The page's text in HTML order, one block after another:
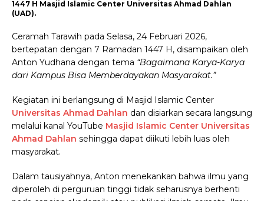
1447 H Masjid Islamic Center Universitas Ahmad Dahlan
(UAD).
Ceramah Tarawih pada Selasa, 24 Februari 2026,
bertepatan dengan 7 Ramadan 1447 H, disampaikan oleh
Anton Yudhana dengan tema “Bagaimana Karya-Karya
dari Kampus Bisa Memberdayakan Masyarakat.”
Kegiatan ini berlangsung di Masjid Islamic Center
Universitas Ahmad Dahlan dan disiarkan secara langsung
melalui kanal YouTube Masjid Islamic Center Universitas
Ahmad Dahlan sehingga dapat diikuti lebih luas oleh
masyarakat.
Dalam tausiyahnya, Anton menekankan bahwa ilmu yang
diperoleh di perguruan tinggi tidak seharusnya berhenti